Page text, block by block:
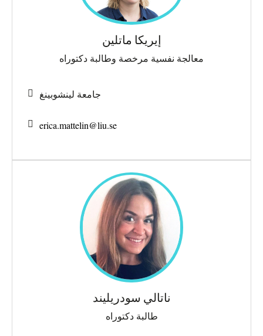
إيريكا ماتلين
معالجة نفسية مرخصة وطالبة دكتوراه
جامعة لينشوبينغ
erica.mattelin@liu.se
ناتالي سودريليند
طالبة دكتوراه